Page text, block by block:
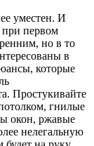
уместен. И
при первом
но в то
в
которые
Простукивайте
гнилые
окон, ржавые
нелегальную